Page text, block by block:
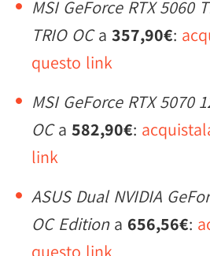
MSI GeForce RTX 5060
TRIO OCa 357,90€:
questo link
MSI GeForce RTX 5070
OCa 582,90€:
link
ASUS Dual NVIDIA
OC Editiona 656,56€:
questo link